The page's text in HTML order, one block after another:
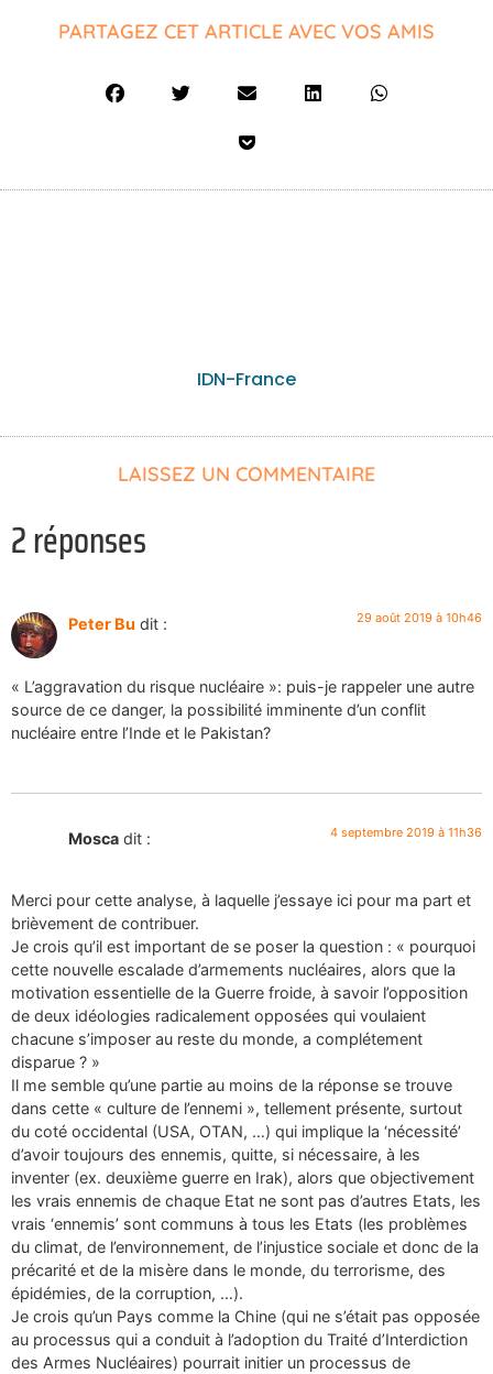
PARTAGEZ CET ARTICLE AVEC VOS AMIS
IDN-France
LAISSEZ UN COMMENTAIRE
2 réponses
Peter Bu dit : 29 août 2019 à 10h46
« L’aggravation du risque nucléaire »: puis-je rappeler une autre
source de ce danger, la possibilité imminente d’un conflit
nucléaire entre l’Inde et le Pakistan?
Mosca dit : 4 septembre 2019 à 11h36
Merci pour cette analyse, à laquelle j’essaye ici pour ma part et
brièvement de contribuer.
Je crois qu’il est important de se poser la question : « pourquoi
cette nouvelle escalade d’armements nucléaires, alors que la
motivation essentielle de la Guerre froide, à savoir l’opposition
de deux idéologies radicalement opposées qui voulaient
chacune s’imposer au reste du monde, a complétement
disparue ? »
Il me semble qu’une partie au moins de la réponse se trouve
dans cette « culture de l’ennemi », tellement présente, surtout
du coté occidental (USA, OTAN, …) qui implique la ‘nécessité’
d’avoir toujours des ennemis, quitte, si nécessaire, à les
inventer (ex. deuxième guerre en Irak), alors que objectivement
les vrais ennemis de chaque Etat ne sont pas d’autres Etats, les
vrais ‘ennemis’ sont communs à tous les Etats (les problèmes
du climat, de l’environnement, de l’injustice sociale et donc de la
précarité et de la misère dans le monde, du terrorisme, des
épidémies, de la corruption, …).
Je crois qu’un Pays comme la Chine (qui ne s’était pas opposée
au processus qui a conduit à l’adoption du Traité d’Interdiction
des Armes Nucléaires) pourrait initier un processus de